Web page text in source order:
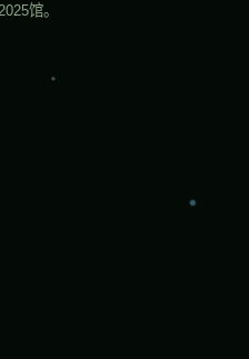
馆。